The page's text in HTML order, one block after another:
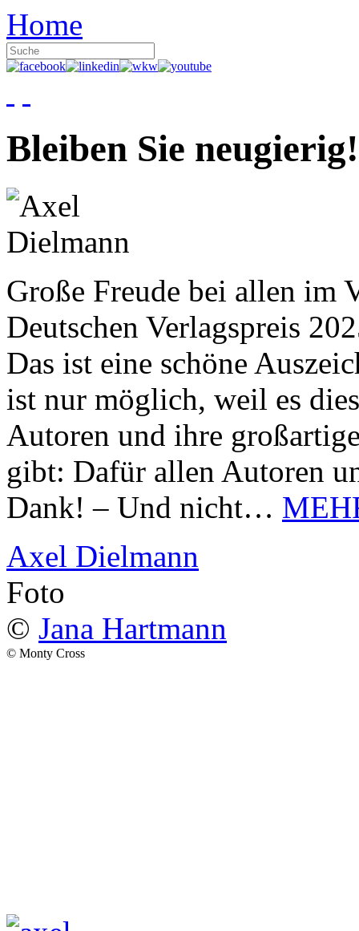
Home
Bleiben Sie neugierig!
Große Freude bei allen im
Deutschen Verlagspreis
Das ist eine schöne
ist nur möglich, weil es
Autoren und ihre
gibt: Dafür allen Autoren
Dank! – Und nicht…
Axel Dielmann
Foto
© Jana Hartmann
© Monty Cross